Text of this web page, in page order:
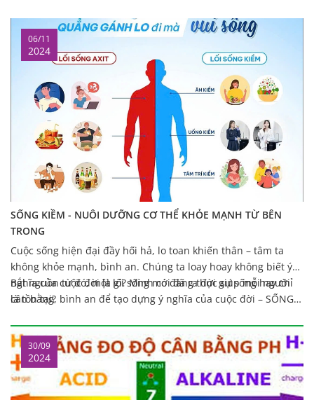
PH, hãy cùng alkalife.vn tìm hiểu nhé
SỐNG KIỀM - NUÔI DƯỠNG CƠ THỂ KHỎE MẠNH TỪ BÊN
TRONG
06/11
2024
Cuộc sống hiện đại đầy hối hả, lo toan khiến thân – tâm ta
không khỏe mạnh, bình an. Chúng ta loay hoay không biết ý
nghĩa của cuộc đời là gì? Mình có đang thực sự sống hay chỉ
là tồn tại?
Bắt nguồn từ đó, một lối sống mới đã ra đời giúp mỗi người
cân bằng, bình an để tạo dựng ý nghĩa của cuộc đời – SỐNG
30/09
2024